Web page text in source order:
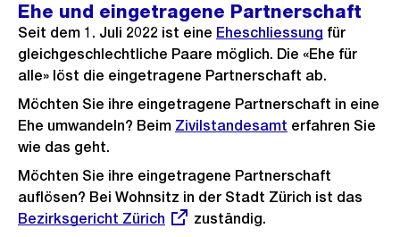
Ehe und eingetragene Partnerschaft
Seit dem 1. Juli 2022 ist eine Eheschliessung für
gleichgeschlechtliche Paare möglich. Die «Ehe für
alle» löst die eingetragene Partnerschaft ab.
Möchten Sie ihre eingetragene Partnerschaft in eine
Ehe umwandeln? Beim Zivilstandesamt erfahren Sie
wie das geht.
Möchten Sie ihre eingetragene Partnerschaft
auflösen? Bei Wohnsitz in der Stadt Zürich ist das
Bezirksgericht Zürich zuständig.